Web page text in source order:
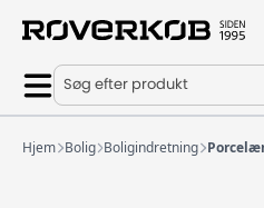
Søg efter produkt
Hjem Bolig Boligindretning